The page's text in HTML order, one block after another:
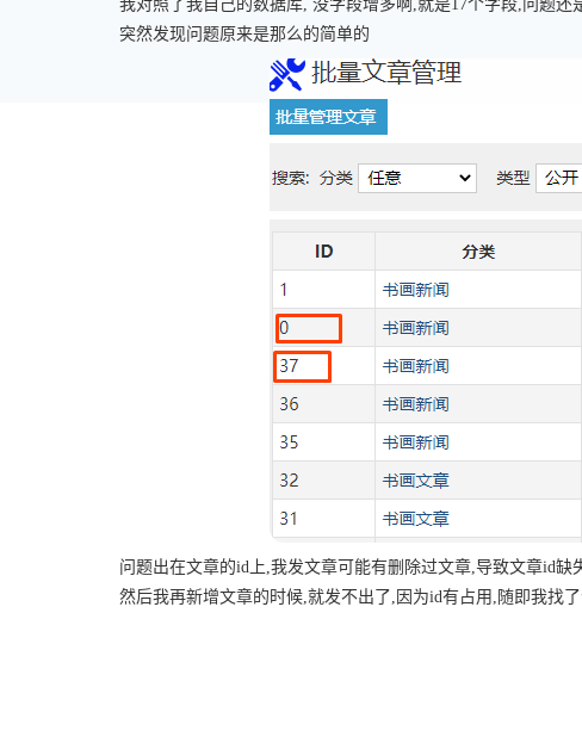
我对照了我自己的数据库, 没字段增多啊,就是17个字段,问题还
突然发现问题原来是那么的简单的
问题出在文章的id上,我发文章可能有删除过文章,导致文章id
然后我再新增文章的时候,就发不出了,因为id有占用,随即我找